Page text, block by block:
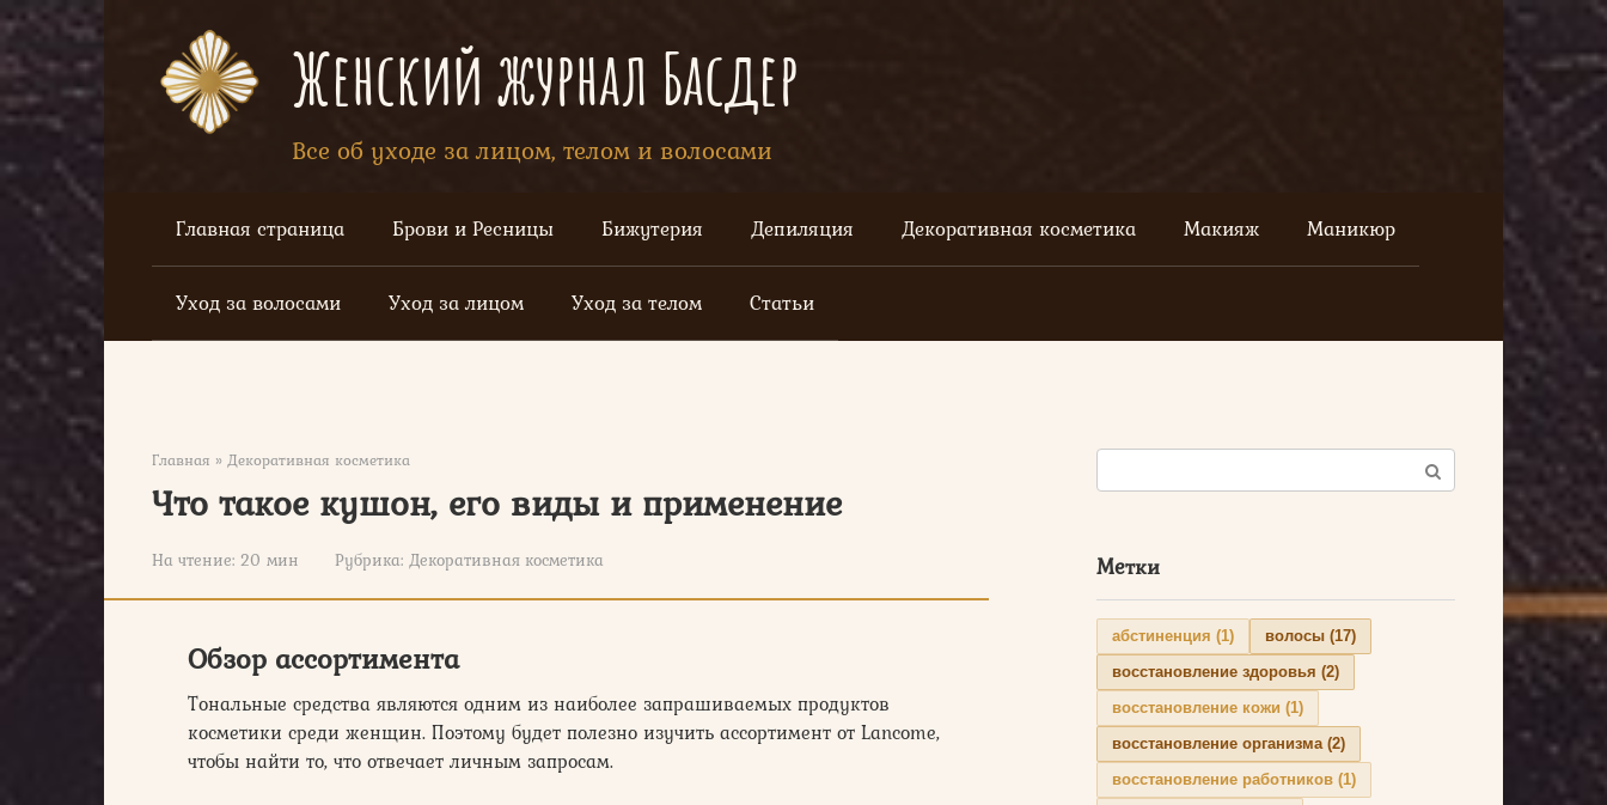
Перейти
к
контенту
Женский журнал Басдер
Все об уходе за лицом, телом и волосами
Главная страница Брови и Ресницы Бижутерия Депиляция Декоративная косметика Макияж Маникюр
Уход за волосами Уход за лицом Уход за телом Статьи
Главная » Декоративная косметика
Что такое кушон, его виды и применение
На чтение: 20 мин Рубрика: Декоративная косметика
Обзор ассортимента
Тональные средства являются одним из наиболее запрашиваемых продуктов
косметики среди женщин. Поэтому будет полезно изучить ассортимент от Lancome,
чтобы найти то, что отвечает личным запросам.
Поиск:
Метки
абстиненция (1) волосы (17)
восстановление здоровья (2)
восстановление кожи (1)
восстановление организма(2)
восстановление работников (1)